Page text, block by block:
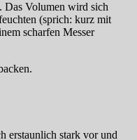
Das Volumen wird sich
(sprich: kurz mit
scharfen Messer
erstaunlich stark vor und